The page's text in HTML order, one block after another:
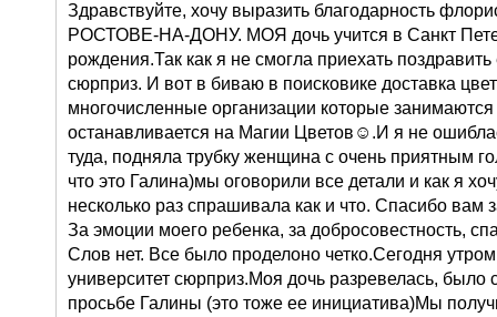
Здравствуйте, хочу выразить благодарность
РОСТОВЕ-НА-ДОНУ. МОЯ дочь учится в Санкт
рождения.Так как я не смогла приехать
сюрприз. И вот в биваю в поисковике доставка
многочисленные организации которые
останавливается на Магии Цветов☺.И я не
туда, подняла трубку женщина с очень приятным
что это Галина)мы оговорили все детали и как я
несколько раз спрашивала как и что. Спасибо вам
За эмоции моего ребенка, за добросовестность,
Слов нет. Все было проделоно четко.Сегодня
университет сюрприз.Моя дочь разревелась, было
просьбе Галины (это тоже ее инициатива)Мы